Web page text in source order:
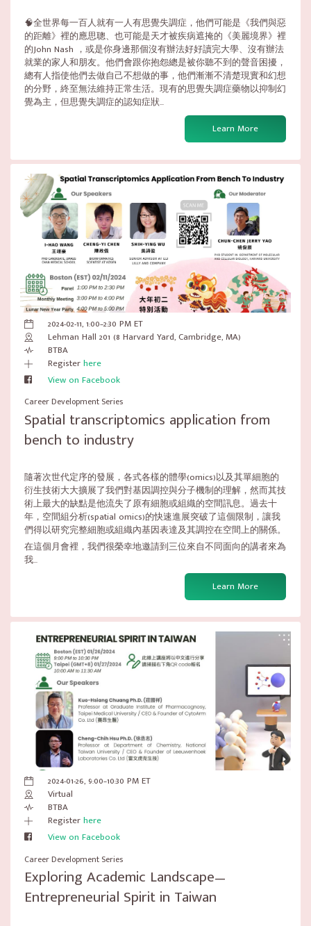
🧠全世界每一百人就有一人有思覺失調症，他們可能是《我們與惡
的距離》裡的應思聰、也可能是天才被疾病遮掩的《美麗境界》裡
的John Nash ，或是你身邊那個沒有辦法好好讀完大學、沒有辦法
就業的家人和朋友。他們會跟你抱怨總是被你聽不到的聲音困擾，
總有人指使他們去做自己不想做的事，他們漸漸不清楚現實和幻想
的分野，終至無法維持正常生活。現有的思覺失調症藥物以抑制幻
覺為主，但思覺失調症的認知症狀...
Learn More
2024-02-11, 1:00–2:30 PM ET
Lehman Hall 201 (8 Harvard Yard, Cambridge, MA)
BTBA
Registerhere
View on Facebook
Career Development Series
Spatial transcriptomics application from
bench to industry
隨著次世代定序的發展，各式各樣的體學(omics)以及其單細胞的
衍生技術大大擴展了我們對基因調控與分子機制的理解，然而其技
術上最大的缺點是他流失了原有細胞或組織的空間訊息。過去十
年，空間組分析(spatial omics)的快速進展突破了這個限制，讓我
們得以研究完整細胞或組織內基因表達及其調控在空間上的關係。
在這個月會裡，我們很榮幸地邀請到三位來自不同面向的講者來為
我...
Learn More
2024-01-26, 9:00–10:30 PM ET
Virtual
BTBA
Registerhere
View on Facebook
Career Development Series
Exploring Academic Landscape—
Entrepreneurial Spirit in ​Taiwan